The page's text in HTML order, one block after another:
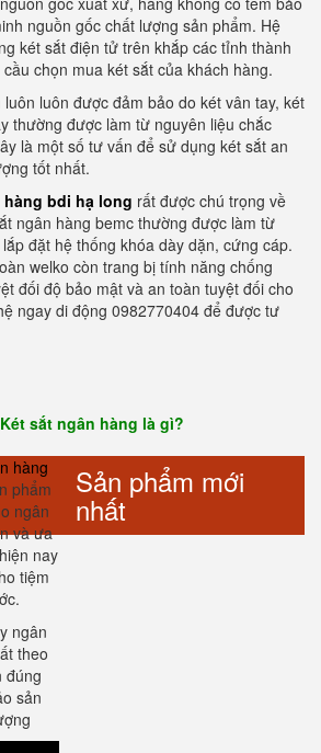
nguồn gốc chất lượng sản phẩm. Hệ
két sắt điện tử trên khắp các tỉnh thành
chọn mua két sắt của khách hàng.
luôn được đảm bảo do két vân tay, két
thường được làm từ nguyên liệu chắc
là một số tư vấn để sử dụng két sắt an
tốt nhất.
bdi hạ long rất được chú trọng về
ngân hàng bemc thường được làm từ
đặt hệ thống khóa dày dặn, cứng cáp.
welko còn trang bị tính năng chống
đối độ bảo mật và an toàn tuyệt đối cho
ngay di động 0982770404 để được tư
Két sắt ngân hàng là gì?
hàng
phẩm
ngân
và ưa
nay
tiệm
ngân
theo
đúng
sản
Sản phẩm mới
nhất